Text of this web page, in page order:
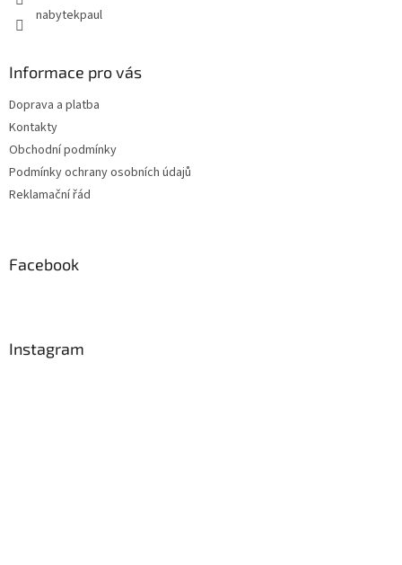
nabytekpaul
Informace pro vás
Doprava a platba
Kontakty
Obchodní podmínky
Podmínky ochrany osobních údajů
Reklamační řád
Facebook
Instagram